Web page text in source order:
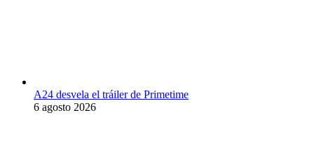
A24 desvela el tráiler de Primetime
6 agosto 2026